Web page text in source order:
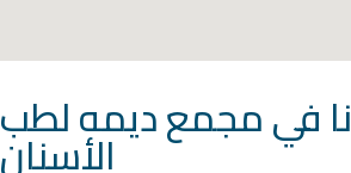
في مجمع ديمه لطب